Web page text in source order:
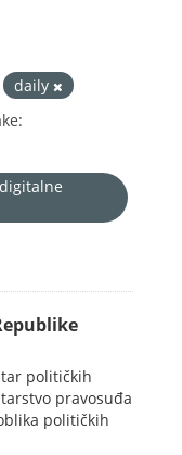
daily
političkih
pravosuđa
političkih